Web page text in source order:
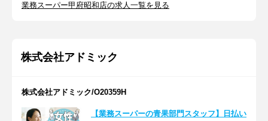
業務スーパー甲府昭和店の求人一覧を見る
株式会社アドミック
株式会社アドミック/O20359H
【業務スーパーの青果部門スタッフ】日払い